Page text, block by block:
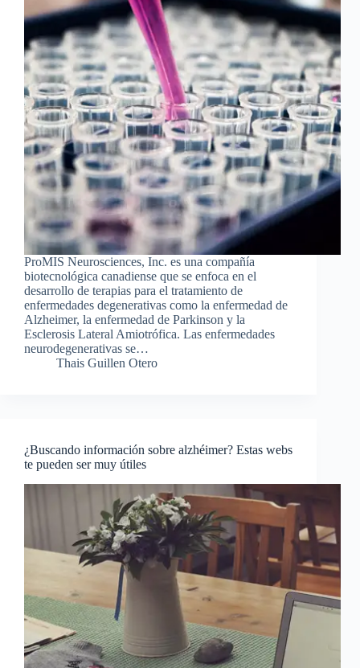
ProMIS Neurosciences, Inc. es una compañía
biotecnológica canadiense que se enfoca en el
desarrollo de terapias para el tratamiento de
enfermedades degenerativas como la enfermedad de
Alzheimer, la enfermedad de Parkinson y la
Esclerosis Lateral Amiotrófica. Las enfermedades
neurodegenerativas se…
Thais Guillen Otero
¿Buscando información sobre alzhéimer? Estas webs
te pueden ser muy útiles